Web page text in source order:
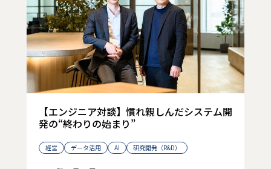
【エンジニア対談】慣れ親しんだシステム開
発の“終わりの始まり”
経営 データ活用 AI 研究開発（R&D）